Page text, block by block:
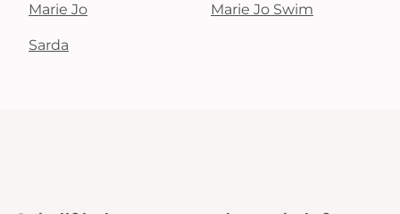
Marie Jo Marie Jo Swim
Sarda